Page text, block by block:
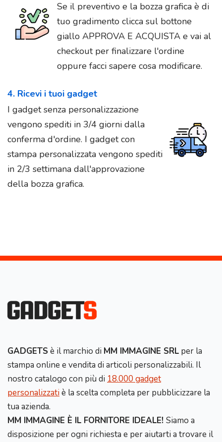
Se il preventivo e la bozza grafica è di
tuo gradimento clicca sul bottone
giallo APPROVA E ACQUISTA e vai al
checkout per finalizzare l'ordine
oppure facci sapere cosa modificare.
4. Ricevi i tuoi gadget
I gadget senza personalizzazione
vengono spediti in 3/4 giorni dalla
conferma d'ordine. I gadget con
stampa personalizzata vengono spediti
in 2/3 settimana dall'approvazione
della bozza grafica.
GADGETS è il marchio di MM IMMAGINE SRL per la
stampa online e vendita di articoli personalizzabili. Il
nostro catalogo con più di 18.000 gadget
personalizzatiè la scelta completa per pubblicizzare la
tua azienda.
MM IMMAGINE È IL FORNITORE IDEALE! Siamo a
disposizione per ogni richiesta e per aiutarti a trovare il